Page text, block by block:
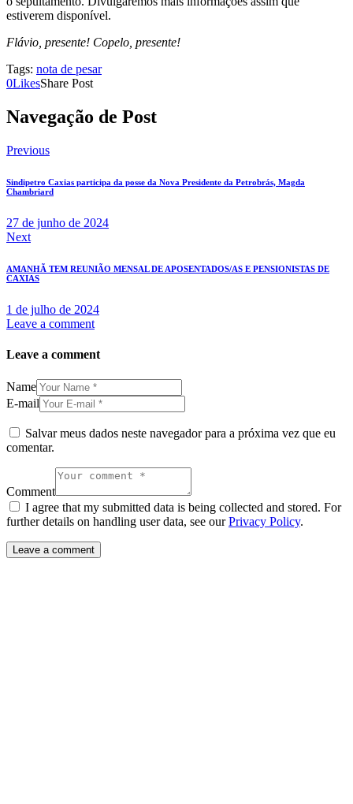
estiverem disponível.
Flávio, presente! Copelo, presente!
Tags: nota de pesar
0LikesShare Post
Navegação de Post
Previous
Sindipetro Caxias participa da posse da Nova Presidente da Petrobrás, Magda
Chambriard
27 de junho de 2024
Next
AMANHÃ TEM REUNIÃO MENSAL DE APOSENTADOS/AS E PENSIONISTAS DE
CAXIAS
1 de julho de 2024
Leave a comment
Leave a comment
Name
E-mail
Salvar meus dados neste navegador para a próxima vez que eu
comentar.
Comment
I agree that my submitted data is being collected and stored. For
further details on handling user data, see ourPrivacy Policy.